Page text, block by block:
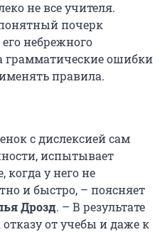
не все учителя.
почерк
небрежного
грамматические ошибки
правила.
с дислексией сам
испытывает
когда у него не
и быстро, – поясняет
Дрозд. – В результате
от учебы и даже к